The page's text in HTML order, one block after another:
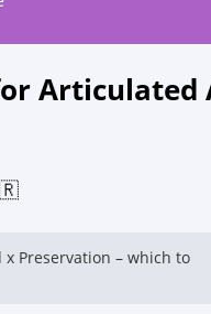
Preservation – which to